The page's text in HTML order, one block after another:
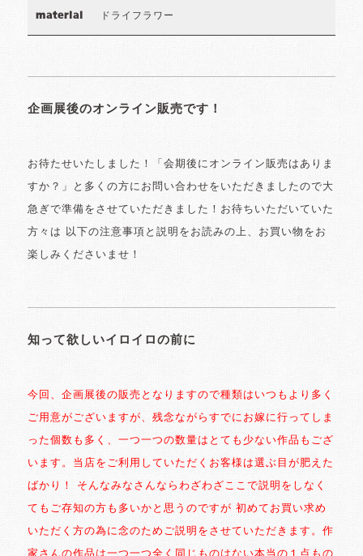
material ドライフラワー
企画展後のオンライン販売です！
お待たせいたしました！「会期後にオンライン販売はありま
すか？」と多くの方にお問い合わせをいただきましたので大
急ぎで準備をさせていただきました！お待ちいただいていた
方々は 以下の注意事項と説明をお読みの上、お買い物をお
楽しみくださいませ！
知って欲しいイロイロの前に
今回、企画展後の販売となりますので種類はいつもより多く
ご用意がございますが、残念ながらすでにお嫁に行ってしま
った個数も多く、一つ一つの数量はとても少ない作品もござ
います。当店をご利用していただくお客様は選ぶ目が肥えた
ばかり！ そんなみなさんならわざわざここで説明をしなく
てもご存知の方も多いかと思うのですが 初めてお買い求め
いただく方の為に念のためご説明をさせていただきます。作
家さんの作品は一つ一つ全く同じものはない本当の１点もの